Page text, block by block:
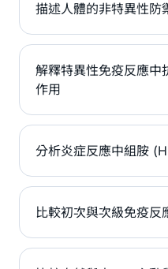
描述人體的非特異性防
解釋特異性免疫反應中
作用
分析炎症反應中組胺
比較初次與次級免疫反